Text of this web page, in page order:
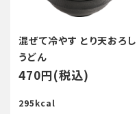
混ぜて冷やす とり天おろし
うどん
470円(税込)
295kcal